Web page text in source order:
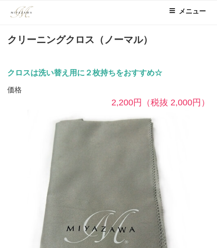
メニュー
クリーニングクロス（ノーマル）
クロスは洗い替え用に２枚持ちをおすすめ☆
価格
2,200円 （税抜 2,000円）